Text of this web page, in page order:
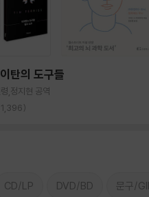
탄의 도구들
,정지현 공역
1,396)
CD/LP DVD/BD 문구/